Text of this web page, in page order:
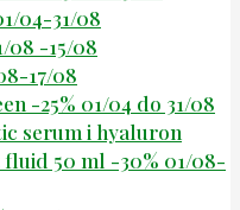
04-31/08
08 -15/08
17/08
-25% 01/04 do 31/08
serum i hyaluron
50 ml -30% 01/08-